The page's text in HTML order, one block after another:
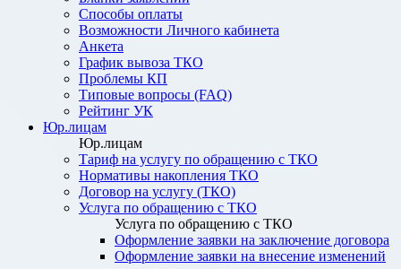
Способы оплаты
Возможности Личного кабинета
Анкета
График вывоза ТКО
Проблемы КП
Типовые вопросы (FAQ)
Рейтинг УК
Юр.лицам
Юр.лицам
Тариф на услугу по обращению с ТКО
Нормативы накопления ТКО
Договор на услугу (ТКО)
Услуга по обращению с ТКО
Услуга по обращению с ТКО
Оформление заявки на заключение договора
Оформление заявки на внесение изменений